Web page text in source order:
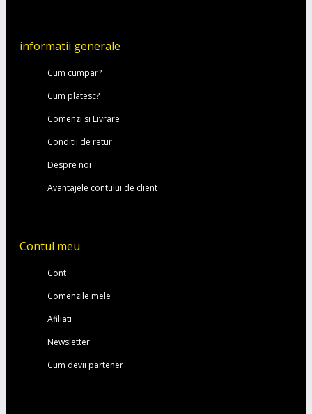
informatii generale
Cum cumpar?
Cum platesc?
Comenzi si Livrare
Conditii de retur
Despre noi
Avantajele contului de client
Contul meu
Cont
Comenzile mele
Afiliati
Newsletter
Cum devii partener